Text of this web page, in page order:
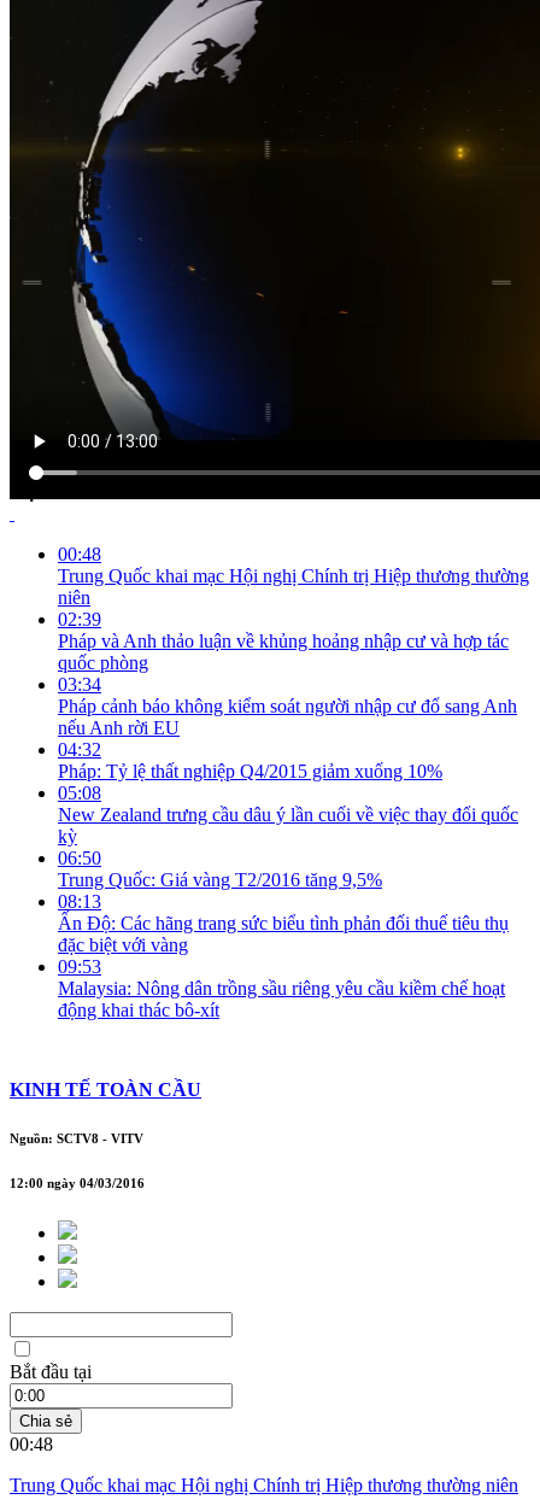
00:48
Trung Quốc khai mạc Hội nghị Chính trị Hiệp thương thường
niên
02:39
Pháp và Anh thảo luận về khủng hoảng nhập cư và hợp tác
quốc phòng
03:34
Pháp cảnh báo không kiểm soát người nhập cư đổ sang Anh
nếu Anh rời EU
04:32
Pháp: Tỷ lệ thất nghiệp Q4/2015 giảm xuống 10%
05:08
New Zealand trưng cầu dâu ý lần cuối về việc thay đổi quốc
kỳ
06:50
Trung Quốc: Giá vàng T2/2016 tăng 9,5%
08:13
Ấn Độ: Các hãng trang sức biểu tình phản đối thuế tiêu thụ
đặc biệt với vàng
09:53
Malaysia: Nông dân trồng sầu riêng yêu cầu kiềm chế hoạt
động khai thác bô-xít
KINH TẾ TOÀN CẦU
Nguồn: SCTV8 - VITV
12:00 ngày 04/03/2016
Bắt đầu tại
Chia sẻ
00:48
Trung Quốc khai mạc Hội nghị Chính trị Hiệp thương thường niên